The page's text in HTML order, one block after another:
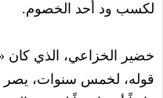
لكسب ود أحد الخصوم.
خضير الخزاعي، الذي كان
قوله، لخمس سنوات، يصر